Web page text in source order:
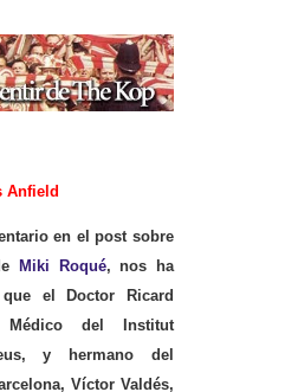
Anfield
en el post sobre
Miki Roqué, nos ha
el Doctor Ricard
Médico del Institut
y hermano del
Víctor Valdés,